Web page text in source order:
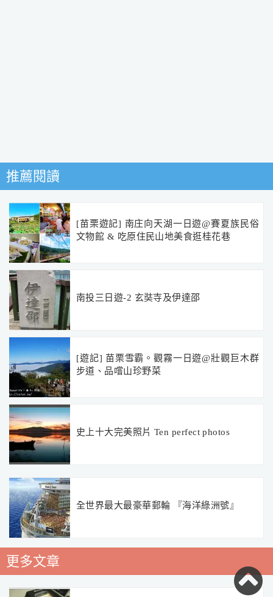
推薦閱讀
[苗栗遊記] 南庄向天湖一日遊@賽夏族民俗
文物館 & 吃原住民山地美食逛桂花巷
南投三日遊-2 玄奘寺及伊達邵
[遊記] 苗栗雪霸。觀霧一日遊@壯觀巨木群
步道、品嚐山珍野菜
史上十大完美照片 Ten perfect photos
全世界最大最豪華郵輪 『海洋綠洲號』
更多文章